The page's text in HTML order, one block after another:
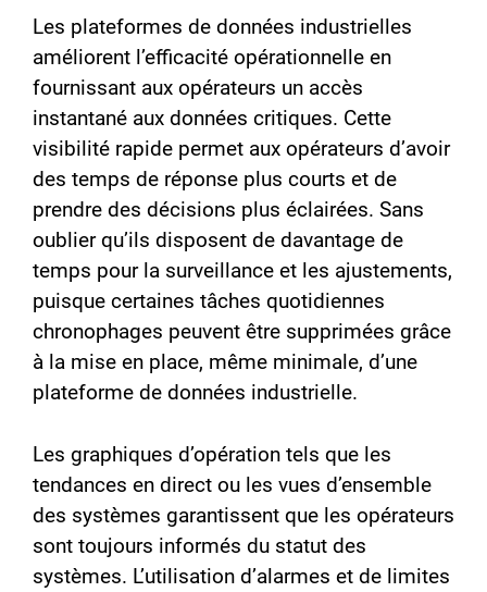
Les plateformes de données industrielles
améliorent l’efficacité opérationnelle en
fournissant aux opérateurs un accès
instantané aux données critiques. Cette
visibilité rapide permet aux opérateurs d’avoir
des temps de réponse plus courts et de
prendre des décisions plus éclairées. Sans
oublier qu’ils disposent de davantage de
temps pour la surveillance et les ajustements,
puisque certaines tâches quotidiennes
chronophages peuvent être supprimées grâce
à la mise en place, même minimale, d’une
plateforme de données industrielle.
Les graphiques d’opération tels que les
tendances en direct ou les vues d’ensemble
des systèmes garantissent que les opérateurs
sont toujours informés du statut des
systèmes. L’utilisation d’alarmes et de limites